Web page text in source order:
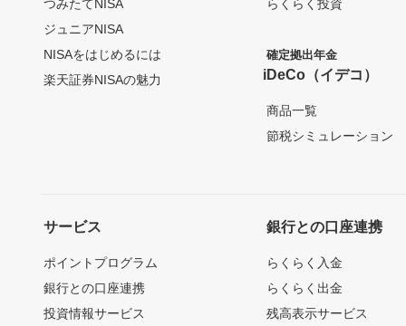
つみたてNISA
ジュニアNISA
NISAをはじめるには
楽天証券NISAの魅力
らくらく投資
確定拠出年金
iDeCo（イデコ）
商品一覧
節税シミュレーション
サービス
ポイントプログラム
銀行との口座連携
投資情報サービス
銀行との口座連携
らくらく入金
らくらく出金
残高表示サービス